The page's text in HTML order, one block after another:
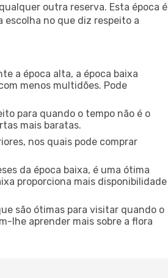
outra reserva. Esta época é
escolha no que diz respeito a
a época alta, a época baixa
menos multidões. Pode
para quando o tempo não é o
mais baratas.
nos quais pode comprar
da época baixa, é uma ótima
proporciona mais disponibilidade
são ótimas para visitar quando o
lhe aprender mais sobre a flora